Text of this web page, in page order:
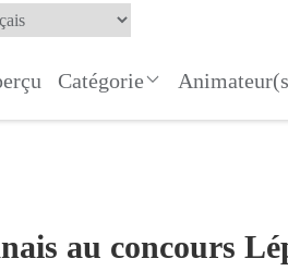
Catégorie
au concours